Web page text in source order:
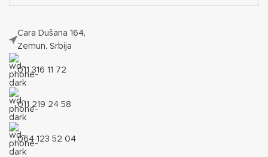
Cara Dušana 164,
Zemun, Srbija
011 316 11 72
011 219 24 58
064 123 52 04